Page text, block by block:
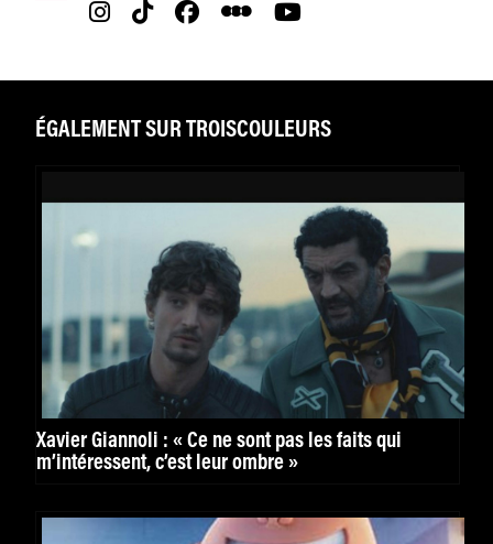
ÉGALEMENT SUR TROISCOULEURS
Xavier Giannoli : « Ce ne sont pas les faits qui
m’intéressent, c’est leur ombre »